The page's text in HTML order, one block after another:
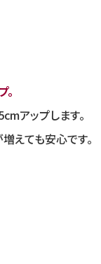
アップします。
えても安心です。